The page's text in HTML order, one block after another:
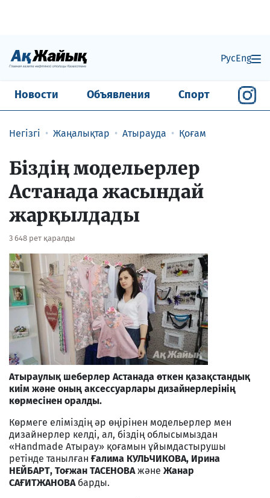
РусEng
Новости Объявления Спорт
Негізгі Жаңалықтар Атырауда Қоғам
​Біздің модельерлер
Астанада жасындай
жарқылдады
3 648 рет қаралды
Атыраулық шеберлер Астанада өткен қазақстандық
киім және оның аксессуарлары дизайнерлерінің
көрмесінен оралды.
Көрмеге еліміздің әр өңірінен модельерлер мен
дизайнерлер келді, ал, біздің облысымыздан
«Handmade Атырау» қоғамын ұйымдастырушы
ретінде танылған Ғалима КУЛЬЧИКОВА, Ирина
НЕЙБАРТ, Тоғжан ТАСЕНОВАжәне Жанар
САҒИТЖАНОВА барды.